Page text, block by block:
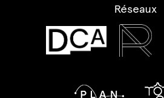
Réseaux